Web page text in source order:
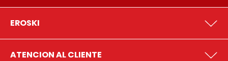
EROSKI
ATENCION AL CLIENTE